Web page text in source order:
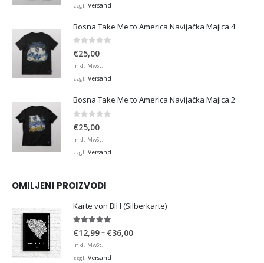
zzgl. Versand
Bosna Take Me to America Navijačka Majica 4
0 von 5
€25,00
Inkl. MwSt.
zzgl. Versand
Bosna Take Me to America Navijačka Majica 2
€25,00
Inkl. MwSt.
zzgl. Versand
OMILJENI PROIZVODI
Karte von BIH (Silberkarte)
4.92 von 5
€12,99– €36,00Preisspanne:
Inkl. MwSt.
zzgl. Versand